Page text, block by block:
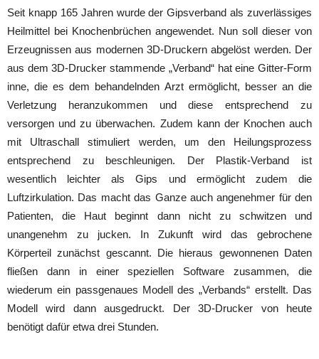
Seit knapp 165 Jahren wurde der Gipsverband als zuverlässiges
Heilmittel bei Knochenbrüchen angewendet. Nun soll dieser von
Erzeugnissen aus modernen 3D-Druckern abgelöst werden. Der
aus dem 3D-Drucker stammende „Verband“ hat eine Gitter-Form
inne, die es dem behandelnden Arzt ermöglicht, besser an die
Verletzung heranzukommen und diese entsprechend zu
versorgen und zu überwachen. Zudem kann der Knochen auch
mit Ultraschall stimuliert werden, um den Heilungsprozess
entsprechend zu beschleunigen. Der Plastik-Verband ist
wesentlich leichter als Gips und ermöglicht zudem die
Luftzirkulation. Das macht das Ganze auch angenehmer für den
Patienten, die Haut beginnt dann nicht zu schwitzen und
unangenehm zu jucken. In Zukunft wird das gebrochene
Körperteil zunächst gescannt. Die hieraus gewonnenen Daten
fließen dann in einer speziellen Software zusammen, die
wiederum ein passgenaues Modell des „Verbands“ erstellt. Das
Modell wird dann ausgedruckt. Der 3D-Drucker von heute
benötigt dafür etwa drei Stunden.